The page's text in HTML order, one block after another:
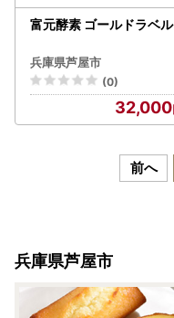
富元酵素 ゴールドラベル
兵庫県芦屋市
(0)
32,000
前へ
兵庫県芦屋市